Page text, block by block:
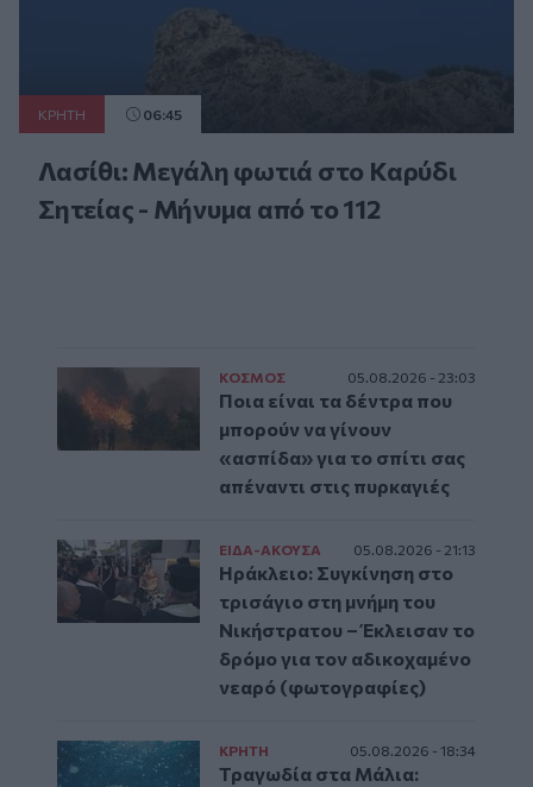
ΚΡΗΤΗ 06:45
Λασίθι: Μεγάλη φωτιά στο Καρύδι
Σητείας - Μήνυμα από το 112
ΚΟΣΜΟΣ 05.08.2026 - 23:03
Ποια είναι τα δέντρα που
μπορούν να γίνουν
«ασπίδα» για το σπίτι σας
απέναντι στις πυρκαγιές
ΕΙΔΑ-ΑΚΟΥΣΑ 05.08.2026 - 21:13
Ηράκλειο: Συγκίνηση στο
τρισάγιο στη μνήμη του
Νικήστρατου – Έκλεισαν το
δρόμο για τον αδικοχαμένο
νεαρό (φωτογραφίες)
ΚΡΗΤΗ 05.08.2026 - 18:34
Τραγωδία στα Μάλια: